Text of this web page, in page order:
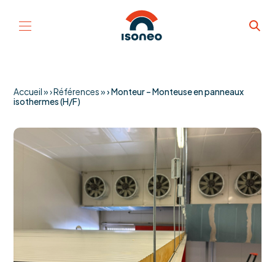
Accueil» Références» Monteur – Monteuse en panneaux
isothermes (H/F)